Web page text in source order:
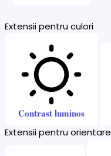
Extensii pentru culori
Contrast luminos
Extensii pentru orientare